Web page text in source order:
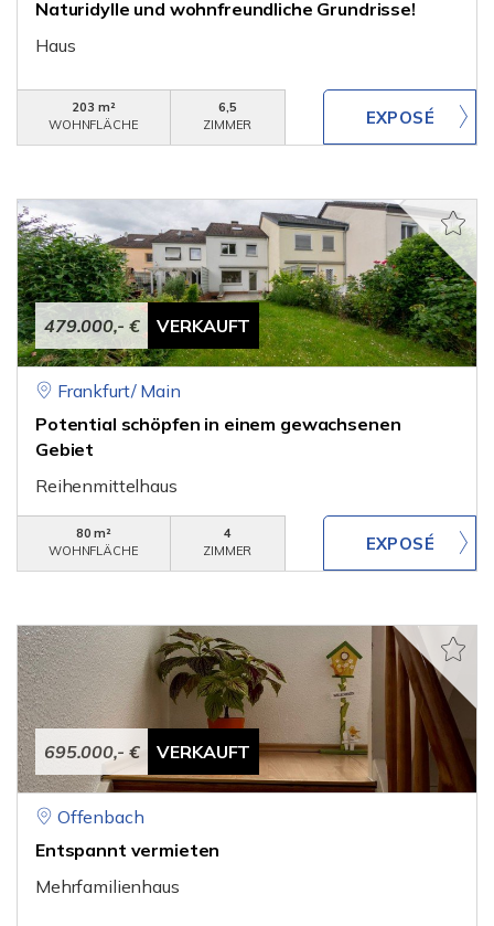
Naturidylle und wohnfreundliche Grundrisse!
Haus
203 m²
WOHNFLÄCHE
6,5
ZIMMER
479.000,- € VERKAUFT
Frankfurt/ Main
Potential schöpfen in einem gewachsenen
Gebiet
Reihenmittelhaus
80 m²
WOHNFLÄCHE
4
ZIMMER
695.000,- € VERKAUFT
Offenbach
Entspannt vermieten
Mehrfamilienhaus